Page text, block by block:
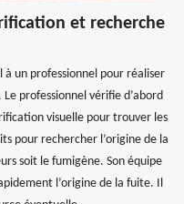
et recherche
à un professionnel pour réaliser
professionnel vérifie d’abord
visuelle pour trouver les
pour rechercher l’origine de la
soit le fumigène. Son équipe
l’origine de la fuite. Il